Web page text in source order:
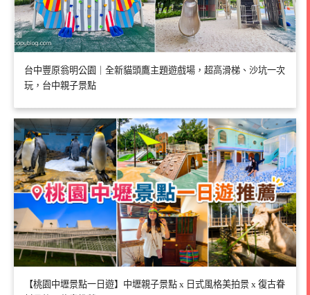
台中豐原翁明公園｜全新貓頭鷹主題遊戲場，超高滑梯、沙坑一次
玩，台中親子景點
【桃園中壢景點一日遊】中壢親子景點 x 日式風格美拍景 x 復古眷